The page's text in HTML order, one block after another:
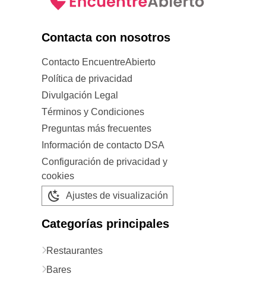
Contacta con nosotros
Contacto EncuentreAbierto
Política de privacidad
Divulgación Legal
Términos y Condiciones
Preguntas más frecuentes
Información de contacto DSA
Configuración de privacidad y
cookies
Ajustes de visualización
Categorías principales
Restaurantes
Bares